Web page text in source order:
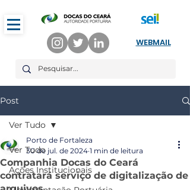
WEBMAIL
Post
Ver Tudo
Ações Institucionais
Ver Tudo
Companhia Docas do Ceará
contratará serviço de digitalização de
Porto de Fortaleza
30 de jul. de 2024 1 min de leitura